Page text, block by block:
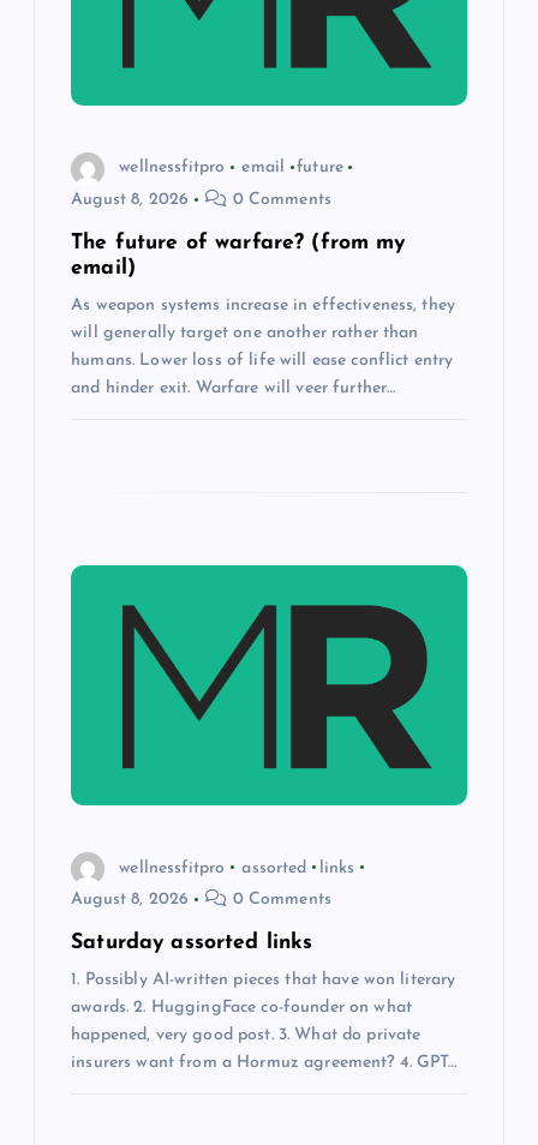
wellnessfitpro email
future
August 8, 2026
0 Comments
The future of warfare? (from my
email)
As weapon systems increase in effectiveness, they
will generally target one another rather than
humans. Lower loss of life will ease conflict entry
and hinder exit. Warfare will veer further…
wellnessfitpro assorted
links
August 8, 2026
0 Comments
Saturday assorted links
1. Possibly AI-written pieces that have won literary
awards. 2. HuggingFace co-founder on what
happened, very good post. 3. What do private
insurers want from a Hormuz agreement? 4. GPT…